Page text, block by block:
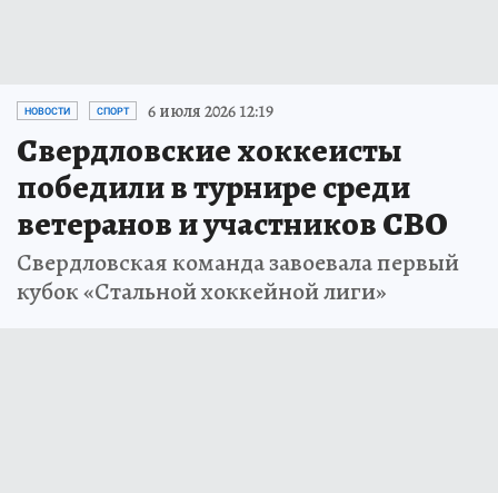
НОВОСТИ СПОРТ 6 июля 2026 12:19
Свердловские хоккеисты
победили в турнире среди
ветеранов и участников СВО
Свердловская команда завоевала первый
кубок «Стальной хоккейной лиги»